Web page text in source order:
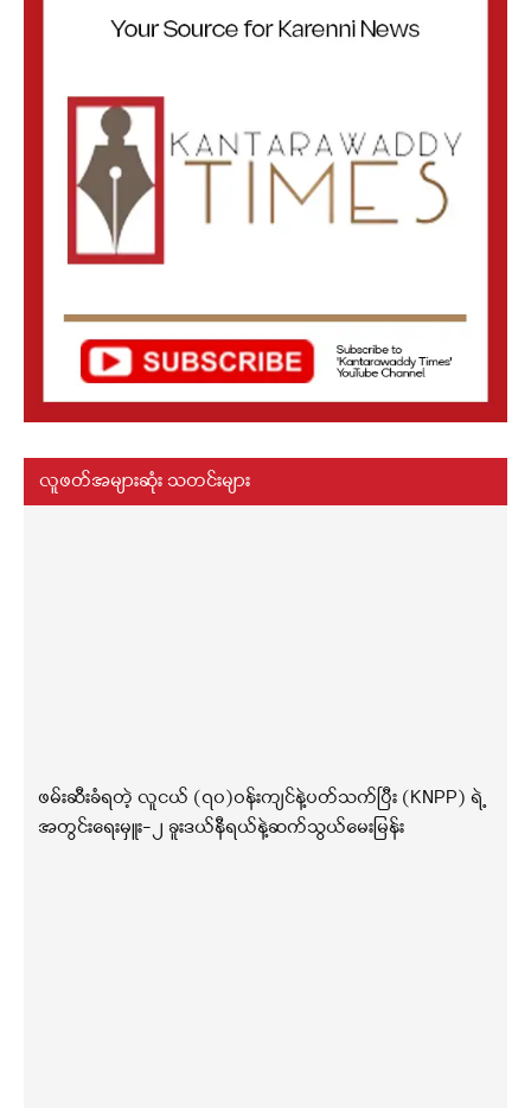
လူဖတ်အများဆုံး သတင်းများ
ဖမ်းဆီးခံရတဲ့ လူငယ် (၇၀)ဝန်းကျင်နဲ့ပတ်သက်ပြီး (KNPP) ရဲ့
အတွင်းရေးမှူး-၂ ခူးဒယ်နီရယ်နဲ့ဆက်သွယ်မေးမြန်း